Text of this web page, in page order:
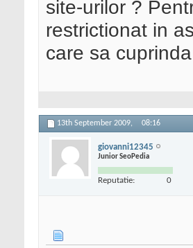
site-urilor ?
restrictionat in
care sa
13th September 2009, 08:16
giovanni12345
Junior SeoPedia
Reputatie: 0